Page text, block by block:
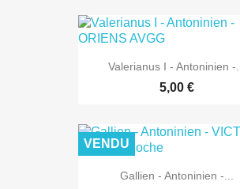
Valerianus I - Antoninien -...
5,00 €
Gallien - Antoninien -...
VENDU